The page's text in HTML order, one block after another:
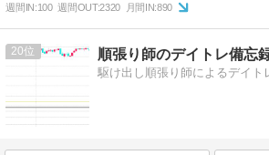
週間IN:100 週間OUT:2320 月間IN:890
20 順張り師のデイトレ備忘
駆け出し順張り師によるデイト